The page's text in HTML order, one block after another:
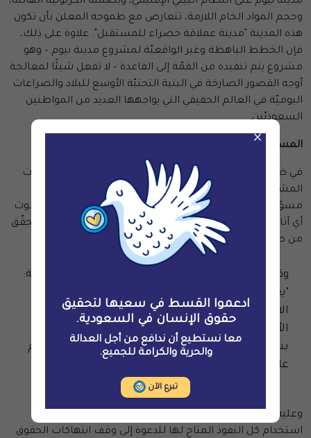
وحجم المواد الخام اللازمة، تتعارض مع طموحه المعلن بأن تكون
هذه المدينة "مدينة عملاقة خضراء للمستقبل". علاوة على ذلك،
فإن الخطط الباهظة وغير الواقعيّة لمشروع مدينة نيوم – وهو
مشروع يتم تنفيذه من القمّة إلى القاعدة – لا تفعل شيئًا لمعالجة
أوجه القصور الصارخة في البنية التحتيّة الأوسع للبلاد والصراعات
اليوميّة في العالم الحقيقي التي يواجهها العديد من المواطنين
السعوديّين.
المسؤوليّة التجاريّة والعناية الواجبة للشركات
في ضوء هذه المخاوف العميقة، تقع على عاتق جميع الشركات
المشاركة أو التي تفكر في المشاركة في مشروع مدينة نيوم
مسؤوليّة تجنّب التواطؤ في انتهاكات حقوق الإنسان ومنع حدوث
أي آثار سلبيّة. وتهدف إحاطة القسط إلى مساعدتهم على التحقّق
من صحّة الادعاءات المتعلّقة بالمشروع عند تقييم قراراتهم.
وقد علّقت
، قائلة:
"يعتمد تطوير مشروع مدينة نيوم بشكل كبير على
الاستثمار والشراكات الدوليّة، مما يجعل الشركات
الأجنبيّة من بين أفضل الجهات الفاعلة التي تتمتّع
بسلطة حقيقيّة لتحدّي السلطات السعوديّة. ونحثّهم
على النظر عن كثب في الأدلة واتخاذ الإجراء المناسب".
وعليه، تحثّ القسط الشركات المشاركة في المشروع على
استخدام كل النفوذ المتاح لها للدعوة إلى وقف انتهاكات الحقوق
×
ادعموا القسط في سعيها لتحقيق
حقوق الإنسان في السعودية.
معا نستطيع أن ندافع من أجل العدالة
والحرية والكرامة للجميع.
تبرع الآن